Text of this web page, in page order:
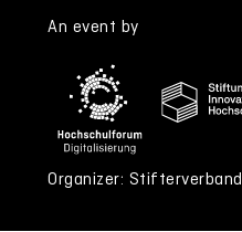
An event by
Organizer: Stifterverband